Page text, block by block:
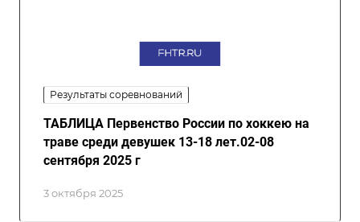
Результаты соревнований
3 октября 2025
ТАБЛИЦА Первенство России по хоккею на
траве среди девушек 13-18 лет.02-08
сентября 2025 г